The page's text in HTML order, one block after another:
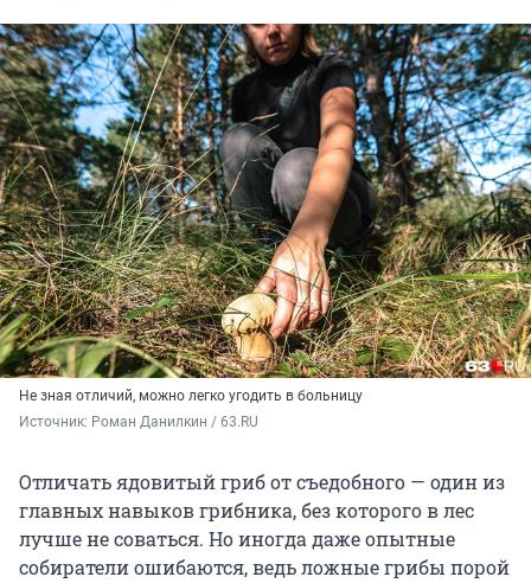
Не зная отличий, можно легко угодить в больницу
Источник: Роман Данилкин / 63.RU
Отличать ядовитый гриб от съедобного — один из
главных навыков грибника, без которого в лес
лучше не соваться. Но иногда даже опытные
собиратели ошибаются, ведь ложные грибы порой